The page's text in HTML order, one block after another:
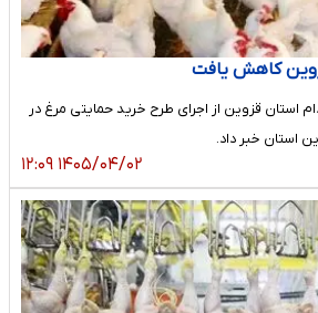
کاهش یافت
استان قزوین از اجرای طرح خرید حمایتی مرغ در
استان خبر داد.
۱۴۰۵/۰۴/۰۲ ۱۲:۰۹